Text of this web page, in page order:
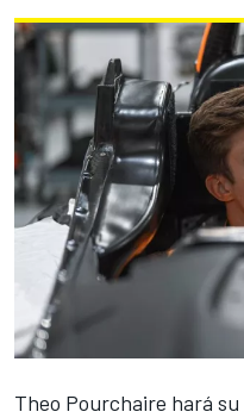
Theo Pourchaire hará su